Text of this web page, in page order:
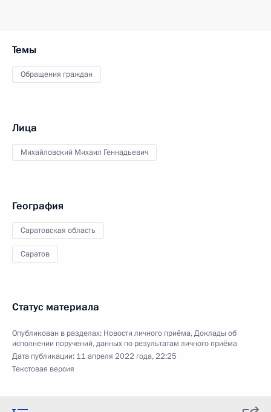
Темы
Обращения граждан
Лица
Михайловский Михаил Геннадьевич
География
Саратовская область
Саратов
Статус материала
Опубликован в разделах: Новости личного приёма,Доклады об
исполнении поручений, данных по результатам личного приёма
Дата публикации: 11 апреля 2022 года, 22:25
Текстовая версия